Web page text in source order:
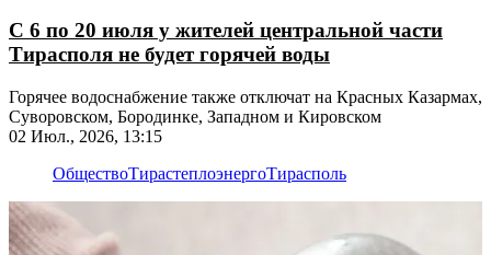
С 6 по 20 июля у жителей центральной части
Тирасполя не будет горячей воды
Горячее водоснабжение также отключат на Красных Казармах,
Суворовском, Бородинке, Западном и Кировском
02 Июл., 2026, 13:15
ОбществоТирастеплоэнергоТирасполь